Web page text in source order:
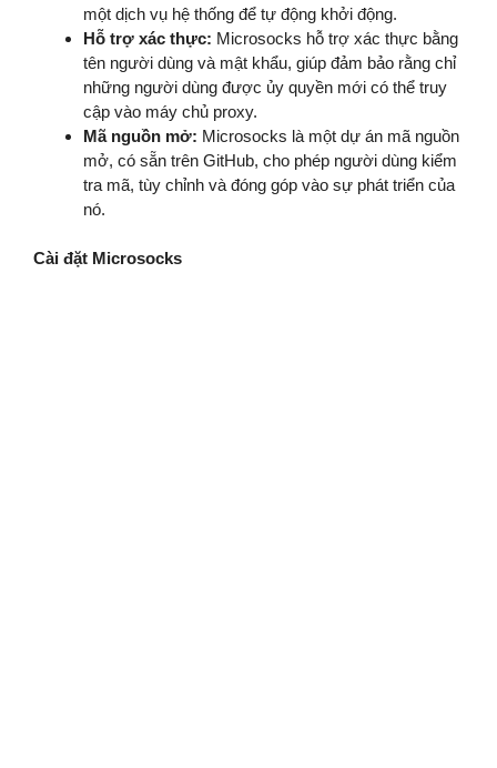
một dịch vụ hệ thống để tự động khởi động.
Hỗ trợ xác thực: Microsocks hỗ trợ xác thực bằng
tên người dùng và mật khẩu, giúp đảm bảo rằng chỉ
những người dùng được ủy quyền mới có thể truy
cập vào máy chủ proxy.
Mã nguồn mở: Microsocks là một dự án mã nguồn
mở, có sẵn trên GitHub, cho phép người dùng kiểm
tra mã, tùy chỉnh và đóng góp vào sự phát triển của
nó.
Cài đặt Microsocks